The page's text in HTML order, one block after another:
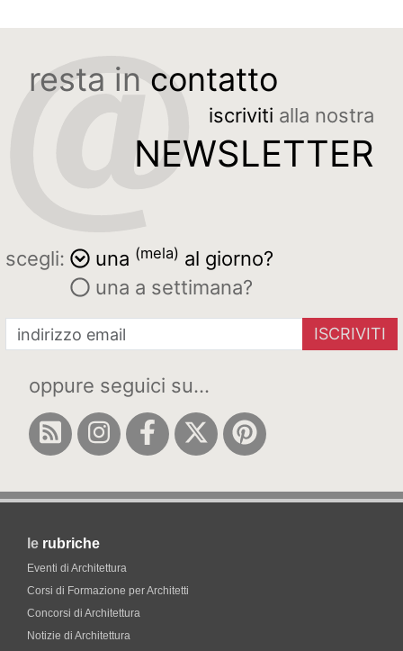
resta in contatto
iscriviti alla nostra
NEWSLETTER
scegli: una (mela) al giorno?
una a settimana?
ISCRIVITI
oppure seguici su...
le rubriche
Eventi di Architettura
Corsi di Formazione per Architetti
Concorsi di Architettura
Notizie di Architettura